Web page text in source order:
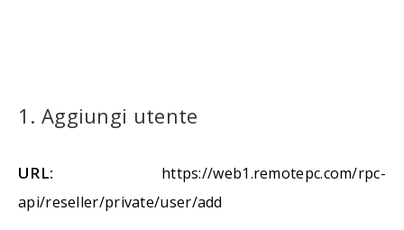
1. Aggiungi utente
URL: https://web1.remotepc.com/rpc-
api/reseller/private/user/add